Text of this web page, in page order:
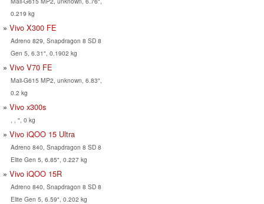
0.219 kg
Vivo X300 FE
Adreno 829, Snapdragon 8 SD 8
Gen 5, 6.31", 0.1902 kg
Vivo V70 FE
Mali-G615 MP2, unknown, 6.83",
0.2 kg
Vivo x300s
, , ", 0 kg
Vivo iQOO 15 Ultra
Adreno 840, Snapdragon 8 SD 8
Elite Gen 5, 6.85", 0.227 kg
Vivo iQOO 15R
Adreno 840, Snapdragon 8 SD 8
Elite Gen 5, 6.59", 0.202 kg